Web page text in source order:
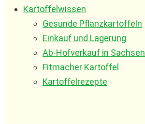
Kartoffelwissen
Gesunde Pflanzkartoffeln
Einkauf und Lagerung
Ab-Hofverkauf in Sachsen
Fitmacher Kartoffel
Kartoffelrezepte